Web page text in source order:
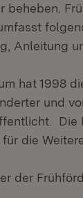
beheben.
Anleitung
hat 1998
und
Die
die
der